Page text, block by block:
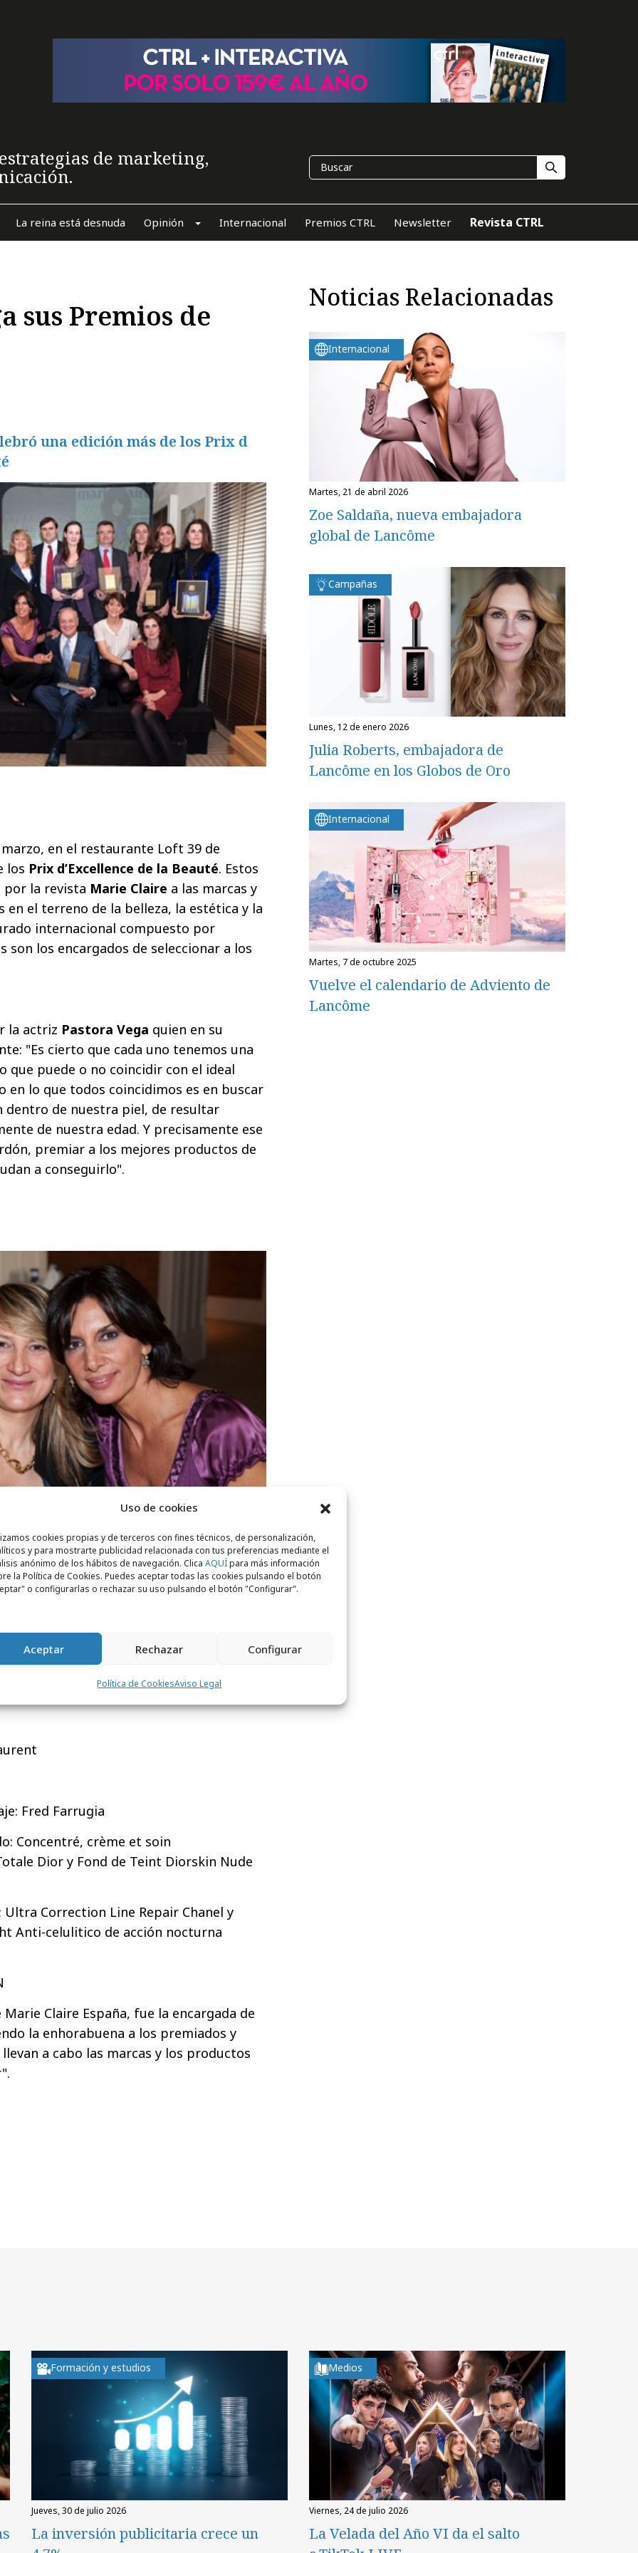
Uso de cookies
cookies propias y de terceros con fines técnicos, de personalización,
y para mostrarte publicidad relacionada con tus preferencias mediante el
anónimo de los hábitos de navegación. Clica AQUÍpara más información
la Política de Cookies. Puedes aceptar todas las cookies pulsando el botón
o configurarlas o rechazar su uso pulsando el botón "Configurar".
Aceptar Rechazar Configurar
Política de CookiesAviso Legal
de marketing,
La reina está desnuda Opinión Internacional Premios CTRL Newsletter Revista CTRL
sus Premios de
una edición más de los Prix d
en el restaurante Loft 39 de
los Prix d’Excellence de la Beauté. Estos
por la revista Marie Claire a las marcas y
en el terreno de la belleza, la estética y la
internacional compuesto por
son los encargados de seleccionar a los
la actriz Pastora Vega quien en su
"Es cierto que cada uno tenemos una
que puede o no coincidir con el ideal
en lo que todos coincidimos es en buscar
dentro de nuestra piel, de resultar
de nuestra edad. Y precisamente ese
premiar a los mejores productos de
a conseguirlo".
a la inestimable colaboración deAna
sección de Belleza de la publicación,
que este año han correspondido a:
Laboratorios Avène
Fred Farrugia
Concentré, crème et soin
Dior y Fond de Teint Diorskin Nude
Ultra Correction Line Repair Chanel y
Anti-celulitico de acción nocturna
Claire España, fue la encargada de
la enhorabuena a los premiados y
a cabo las marcas y los productos
Noticias Relacionadas
Internacional
martes, 21 de abril 2026
Zoe Saldaña, nueva embajadora
global de Lancôme
Campañas
lunes, 12 de enero 2026
Julia Roberts, embajadora de
Lancôme en los Globos de Oro
Internacional
martes, 7 de octubre 2025
Vuelve el calendario de Adviento de
Lancôme
Formación y estudios
jueves, 30 de julio 2026
La inversión publicitaria crece un
Medios
viernes, 24 de julio 2026
La Velada del Año VI da el salto